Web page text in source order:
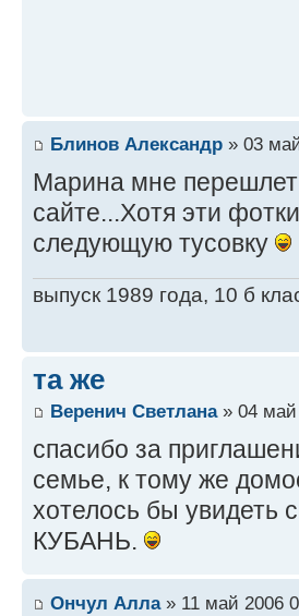
Блинов Александр » 03
Марина мне
сайте...Хотя эти
следующую тусовку
выпуск 1989 года, 10 б
та же
Веренич Светлана» 04 май
спасибо за
семье, к тому же
хотелось бы
КУБАНЬ.
Ончул Алла» 11 май 2006